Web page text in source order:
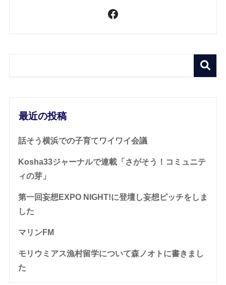
最近の投稿
話そう横浜での子育てワイワイ会議
Kosha33ジャーナルで連載「さがそう！コミュニテ
ィの芽」
第一回妄想EXPO NIGHT!に登壇し妄想ピッチをしま
した
マリンFM
モリウミアス漁村留学について森ノオトに書きまし
た